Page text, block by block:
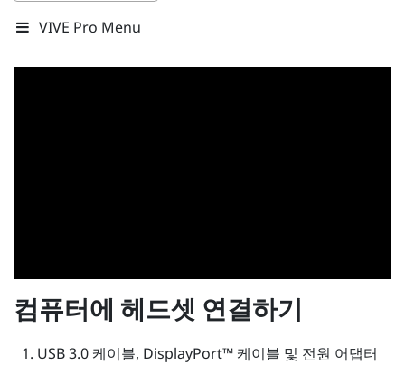
VIVE Pro Menu
컴퓨터에 헤드셋 연결하기
USB 3.0 케이블, DisplayPort™케이블 및 전원 어댑터